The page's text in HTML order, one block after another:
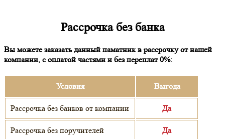
Рассрочка без банка
Вы можете заказать данный паматник в рассрочку от нашей
компании, с оплатой частями и без переплат 0%:
Условия Выгода
Рассрочка без банков от компании Да
Рассрочка без поручителей Да